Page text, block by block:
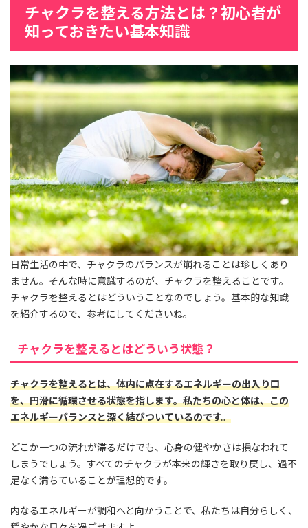
チャクラを整える方法とは？初心者が
知っておきたい基本知識
日常生活の中で、チャクラのバランスが崩れることは珍しくあり
ません。そんな時に意識するのが、チャクラを整えることです。
チャクラを整えるとはどういうことなのでしょう。基本的な知識
を紹介するので、参考にしてくださいね。
チャクラを整えるとはどういう状態？
チャクラを整えるとは、体内に点在するエネルギーの出入り口
を、円滑に循環させる状態を指します。私たちの心と体は、この
エネルギーバランスと深く結びついているのです。
どこか一つの流れが滞るだけでも、心身の健やかさは損なわれて
しまうでしょう。すべてのチャクラが本来の輝きを取り戻し、過不
足なく満ちていることが理想的です。
内なるエネルギーが調和へと向かうことで、私たちは自分らしく、